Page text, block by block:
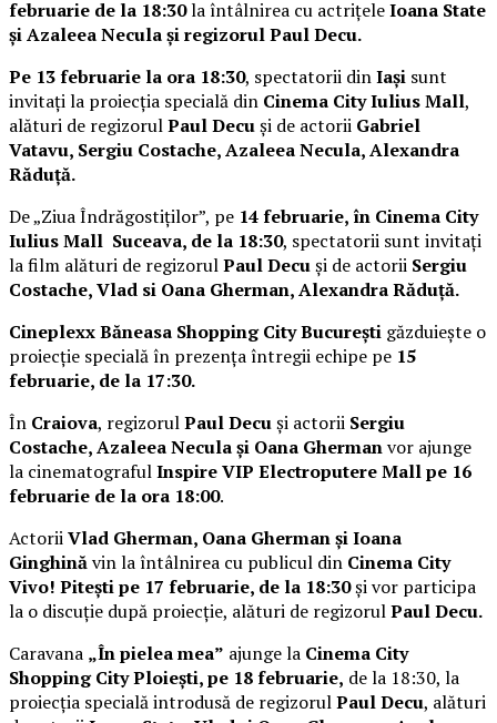
februarie de la 18:30la întâlnirea cu actrițeleIoana State
și Azaleea Necula și regizorul Paul Decu.
Pe 13 februarie la ora 18:30, spectatorii dinIași sunt
invitați la proiecția specială din Cinema City Iulius Mall,
alături de regizorulPaul Decuși de actorii Gabriel
Vatavu, Sergiu Costache, Azaleea Necula, Alexandra
Răduță.
De „Ziua Îndrăgostiților”, pe 14 februarie, în Cinema City
Iulius Mall Suceava, de la 18:30, spectatorii sunt invitați
la film alături de regizorulPaul Decuși de actorii Sergiu
Costache, Vlad si Oana Gherman, Alexandra Răduță.
Cineplexx Băneasa Shopping City București găzduiește o
proiecție specială în prezența întregii echipe pe 15
februarie, de la 17:30.
În Craiova, regizorulPaul Decuși actorii Sergiu
Costache, Azaleea Necula și Oana Ghermanvor ajunge
la cinematografulInspire VIP Electroputere Mall pe 16
februarie de la ora 18:00.
ActoriiVlad Gherman, Oana Gherman și Ioana
Ginghinăvin la întâlnirea cu publicul din Cinema City
Vivo! Pitești pe 17 februarie, de la 18:30și vor participa
la o discuție după proiecție, alături de regizorulPaul Decu.
Caravana „În pielea mea” ajunge la Cinema City
Shopping City Ploiești, pe 18 februarie, de la 18:30, la
proiecția specială introdusă de regizorulPaul Decu, alături